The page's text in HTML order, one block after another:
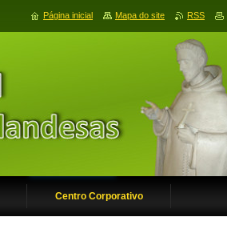
Centro Corporativo
Página inicial Mapa do site RSS